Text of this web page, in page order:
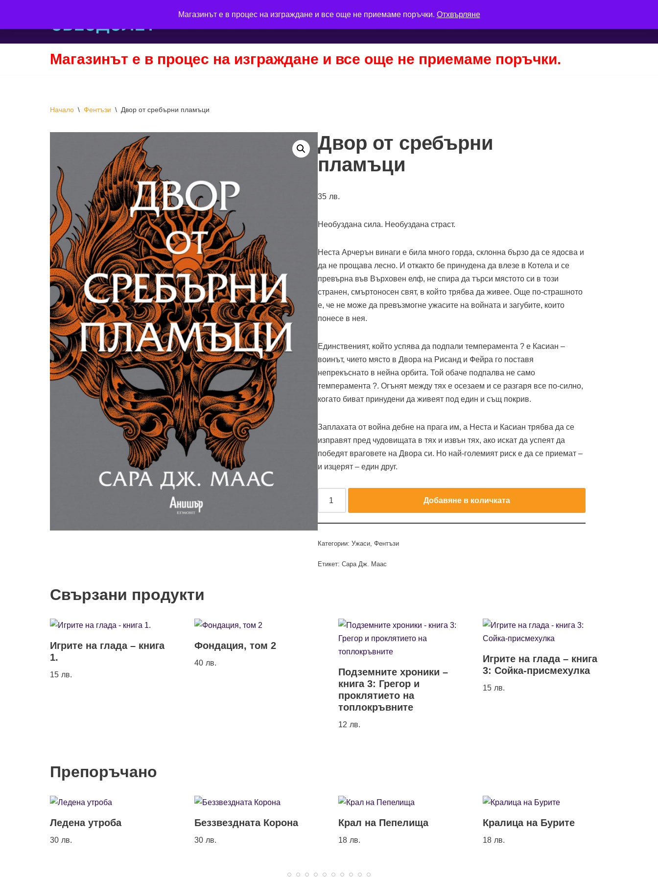
Магазинът е в процес на изграждане и все още не приемаме поръчки. Отхвърляне
Продължете
съдържаниетоМагазинът е в процес на изграждане и все още не приемаме поръчки.
Начало \ Фентъзи \ Двор от сребърни пламъци
Двор от сребърни
пламъци
35 лв.
Необуздана сила. Необуздана страст.
Неста Арчерън винаги е била много горда, склонна бързо да се ядосва и
да не прощава лесно. И откакто бе принудена да влезе в Котела и се
превърна във Върховен елф, не спира да търси мястото си в този
странен, смъртоносен свят, в който трябва да живее. Още по-страшното
е, че не може да превъзмогне ужасите на войната и загубите, които
понесе в нея.
Единственият, който успява да подпали темперамента ? е Касиан –
воинът, чието място в Двора на Рисанд и Фейра го поставя
непрекъснато в нейна орбита. Той обаче подпалва не само
темперамента ?. Огънят между тях е осезаем и се разгаря все по-силно,
когато биват принудени да живеят под един и същ покрив.
Заплахата от война дебне на прага им, а Неста и Касиан трябва да се
изправят пред чудовищата в тях и извън тях, ако искат да успеят да
победят враговете на Двора си. Но най-големият риск е да се приемат –
и изцерят – един друг.
Добавяне в количката
Категории:Ужаси,Фентъзи
Етикет:Сара Дж. Маас
Свързани продукти
Игрите на глада – книга
1.
15 лв.
Фондация, том 2
40 лв.
Подземните хроники –
книга 3: Грегор и
проклятието на
топлокръвните
12 лв.
Игрите на глада – книга
3: Сойка-присмехулка
15 лв.
Препоръчано
Ледена утроба
30 лв.
Беззвездната Корона
30 лв.
Крал на Пепелища
18 лв.
Кралица на Бурите
18 лв.